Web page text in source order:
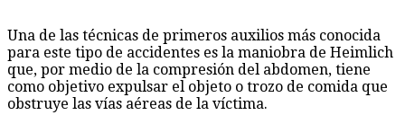
Una de las técnicas de primeros auxilios más conocida
para este tipo de accidentes es la maniobra de Heimlich
que, por medio de la compresión del abdomen, tiene
como objetivo expulsar el objeto o trozo de comida que
obstruye las vías aéreas de la víctima.